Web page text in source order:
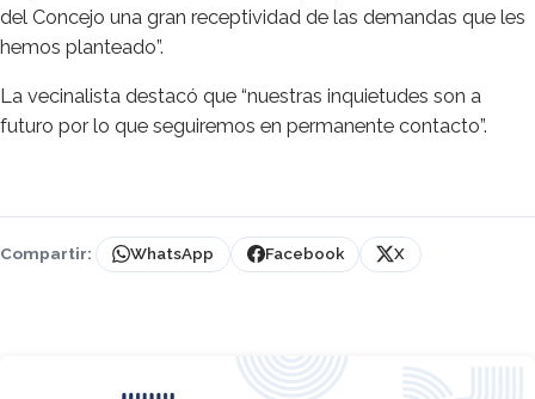
del Concejo una gran receptividad de las demandas que les
hemos planteado”.
La vecinalista destacó que “nuestras inquietudes son a
futuro por lo que seguiremos en permanente contacto”.
Compartir: WhatsApp Facebook X